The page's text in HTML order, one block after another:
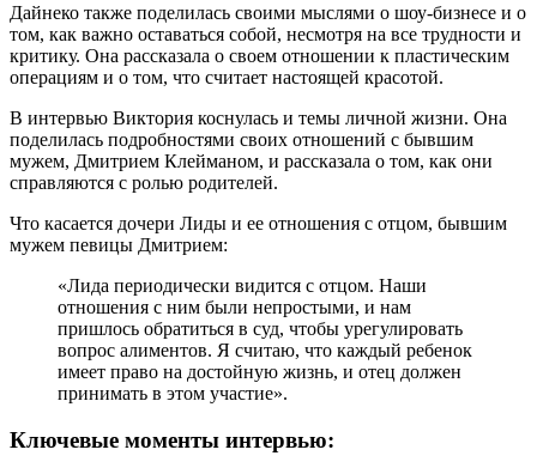
Дайнеко также поделилась своими мыслями о шоу-бизнесе и о
том, как важно оставаться собой, несмотря на все трудности и
критику. Она рассказала о своем отношении к пластическим
операциям и о том, что считает настоящей красотой.
В интервью Виктория коснулась и темы личной жизни. Она
поделилась подробностями своих отношений с бывшим
мужем, Дмитрием Клейманом, и рассказала о том, как они
справляются с ролью родителей.
Что касается дочери Лиды и ее отношения с отцом, бывшим
мужем певицы Дмитрием:
«Лида периодически видится с отцом. Наши
отношения с ним были непростыми, и нам
пришлось обратиться в суд, чтобы урегулировать
вопрос алиментов. Я считаю, что каждый ребенок
имеет право на достойную жизнь, и отец должен
принимать в этом участие».
Ключевые моменты интервью: